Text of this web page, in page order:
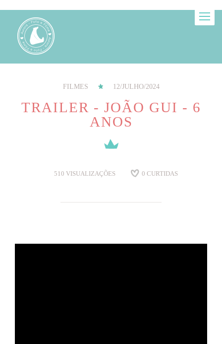
FILMES 12/JULHO/2024
TRAILER - JOÃO GUI - 6
ANOS
510 VISUALIZAÇÕES 0 CURTIDAS